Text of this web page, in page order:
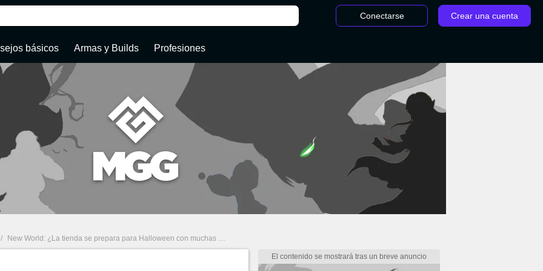
Conectarse Crear una cuenta
básicos Armas y Builds Profesiones
/ New World: ¿La tienda se prepara para Halloween con muchas sorpresas?